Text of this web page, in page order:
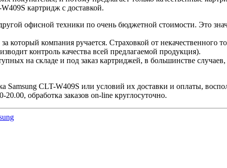
картридж с доставкой.
офисной техники по очень бюджетной стоимости. Это
который компания ручается. Страховкой от некачественного
контроль качества всей предлагаемой продукция).
на складе и под заказ картриджей, в большинстве
Samsung CLT-W409S или условий их доставки и оплаты,
обработка заказов on-line круглосуточно.